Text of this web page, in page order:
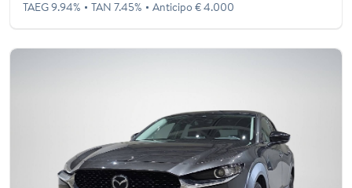
TAEG 9.94% TAN 7.45% Anticipo € 4.000